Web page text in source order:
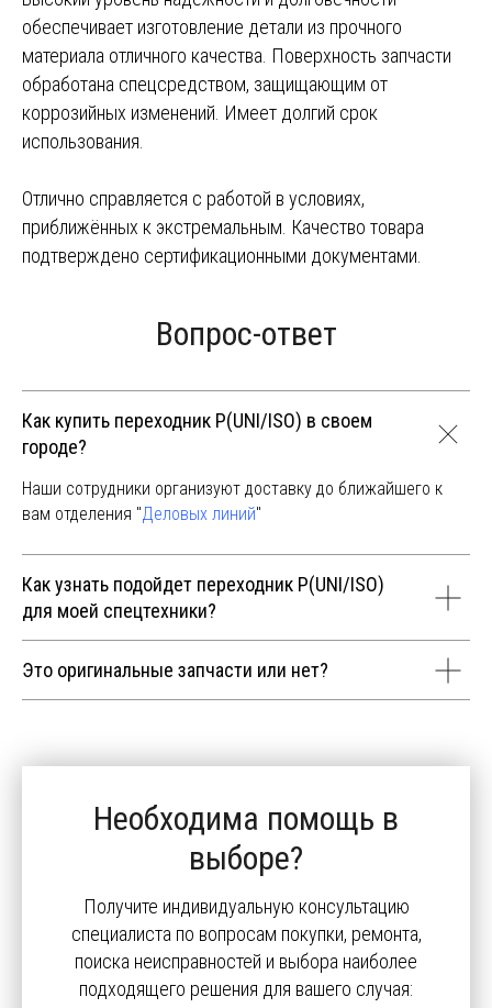
обеспечивает изготовление детали из прочного
материала отличного качества. Поверхность запчасти
обработана спецсредством, защищающим от
коррозийных изменений. Имеет долгий срок
использования.
Отлично справляется с работой в условиях,
приближённых к экстремальным. Качество товара
подтверждено сертификационными документами.
Вопрос-ответ
Как купить переходник P(UNI/ISO) в своем
городе?
Наши сотрудники организуют доставку до ближайшего к
вам отделения "Деловых линий"
Как узнать подойдет переходник P(UNI/ISO)
для моей спецтехники?
Это оригинальные запчасти или нет?
Необходима помощь в
выборе?
Получите индивидуальную консультацию
специалиста по вопросам покупки, ремонта,
поиска неисправностей и выбора наиболее
подходящего решения для вашего случая: